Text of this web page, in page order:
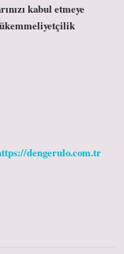
kabul etmeye
dengerulo.com.tr